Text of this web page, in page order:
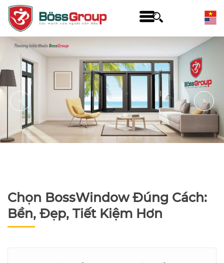
Chọn BossWindow Đúng Cách:
Bền, Đẹp, Tiết Kiệm Hơn